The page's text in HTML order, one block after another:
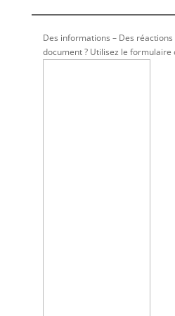
Des informations – Des
document ? Utilisez le formulaire